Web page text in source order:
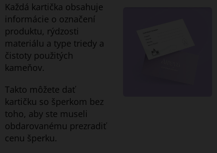
Každá kartička obsahuje
informácie o označení
produktu, rýdzosti
materiálu a type triedy a
čistoty použitých
kameňov.
Takto môžete dať
kartičku so šperkom bez
toho, aby ste museli
obdarovanému prezradiť
cenu šperku.